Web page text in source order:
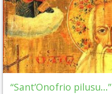
“Sant’Onofrio pilusu…”